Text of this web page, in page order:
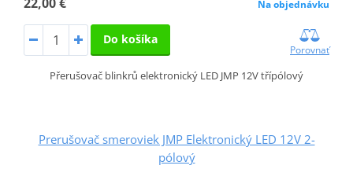
Na objednávku
Do košíka
Porovnať
Přerušovač blinkrů elektronický LED JMP 12V třípólový
Prerušovač smeroviek JMP Elektronický LED 12V 2-
pólový